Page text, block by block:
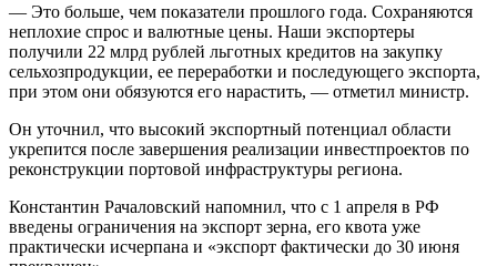
— Это больше, чем показатели прошлого года. Сохраняются
неплохие спрос и валютные цены. Наши экспортеры
получили 22 млрд рублей льготных кредитов на закупку
сельхозпродукции, ее переработки и последующего экспорта,
при этом они обязуются его нарастить, — отметил министр.
Он уточнил, что высокий экспортный потенциал области
укрепится после завершения реализации инвестпроектов по
реконструкции портовой инфраструктуры региона.
Константин Рачаловский напомнил, что с 1 апреля в РФ
введены ограничения на экспорт зерна, его квота уже
практически исчерпана и «экспорт фактически до 30 июня